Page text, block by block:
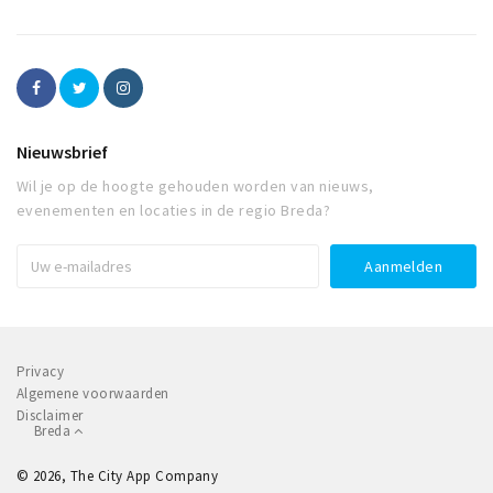
Nieuwsbrief
Wil je op de hoogte gehouden worden van nieuws,
evenementen en locaties in de regio Breda?
Privacy
Algemene voorwaarden
Disclaimer
Breda
© 2026, The City App Company